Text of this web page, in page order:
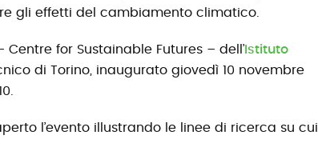
gli effetti del cambiamento climatico.
for Sustainable Futures – dell’ Istituto
di Torino, inaugurato giovedì 10 novembre
l’evento illustrando le linee di ricerca su cui